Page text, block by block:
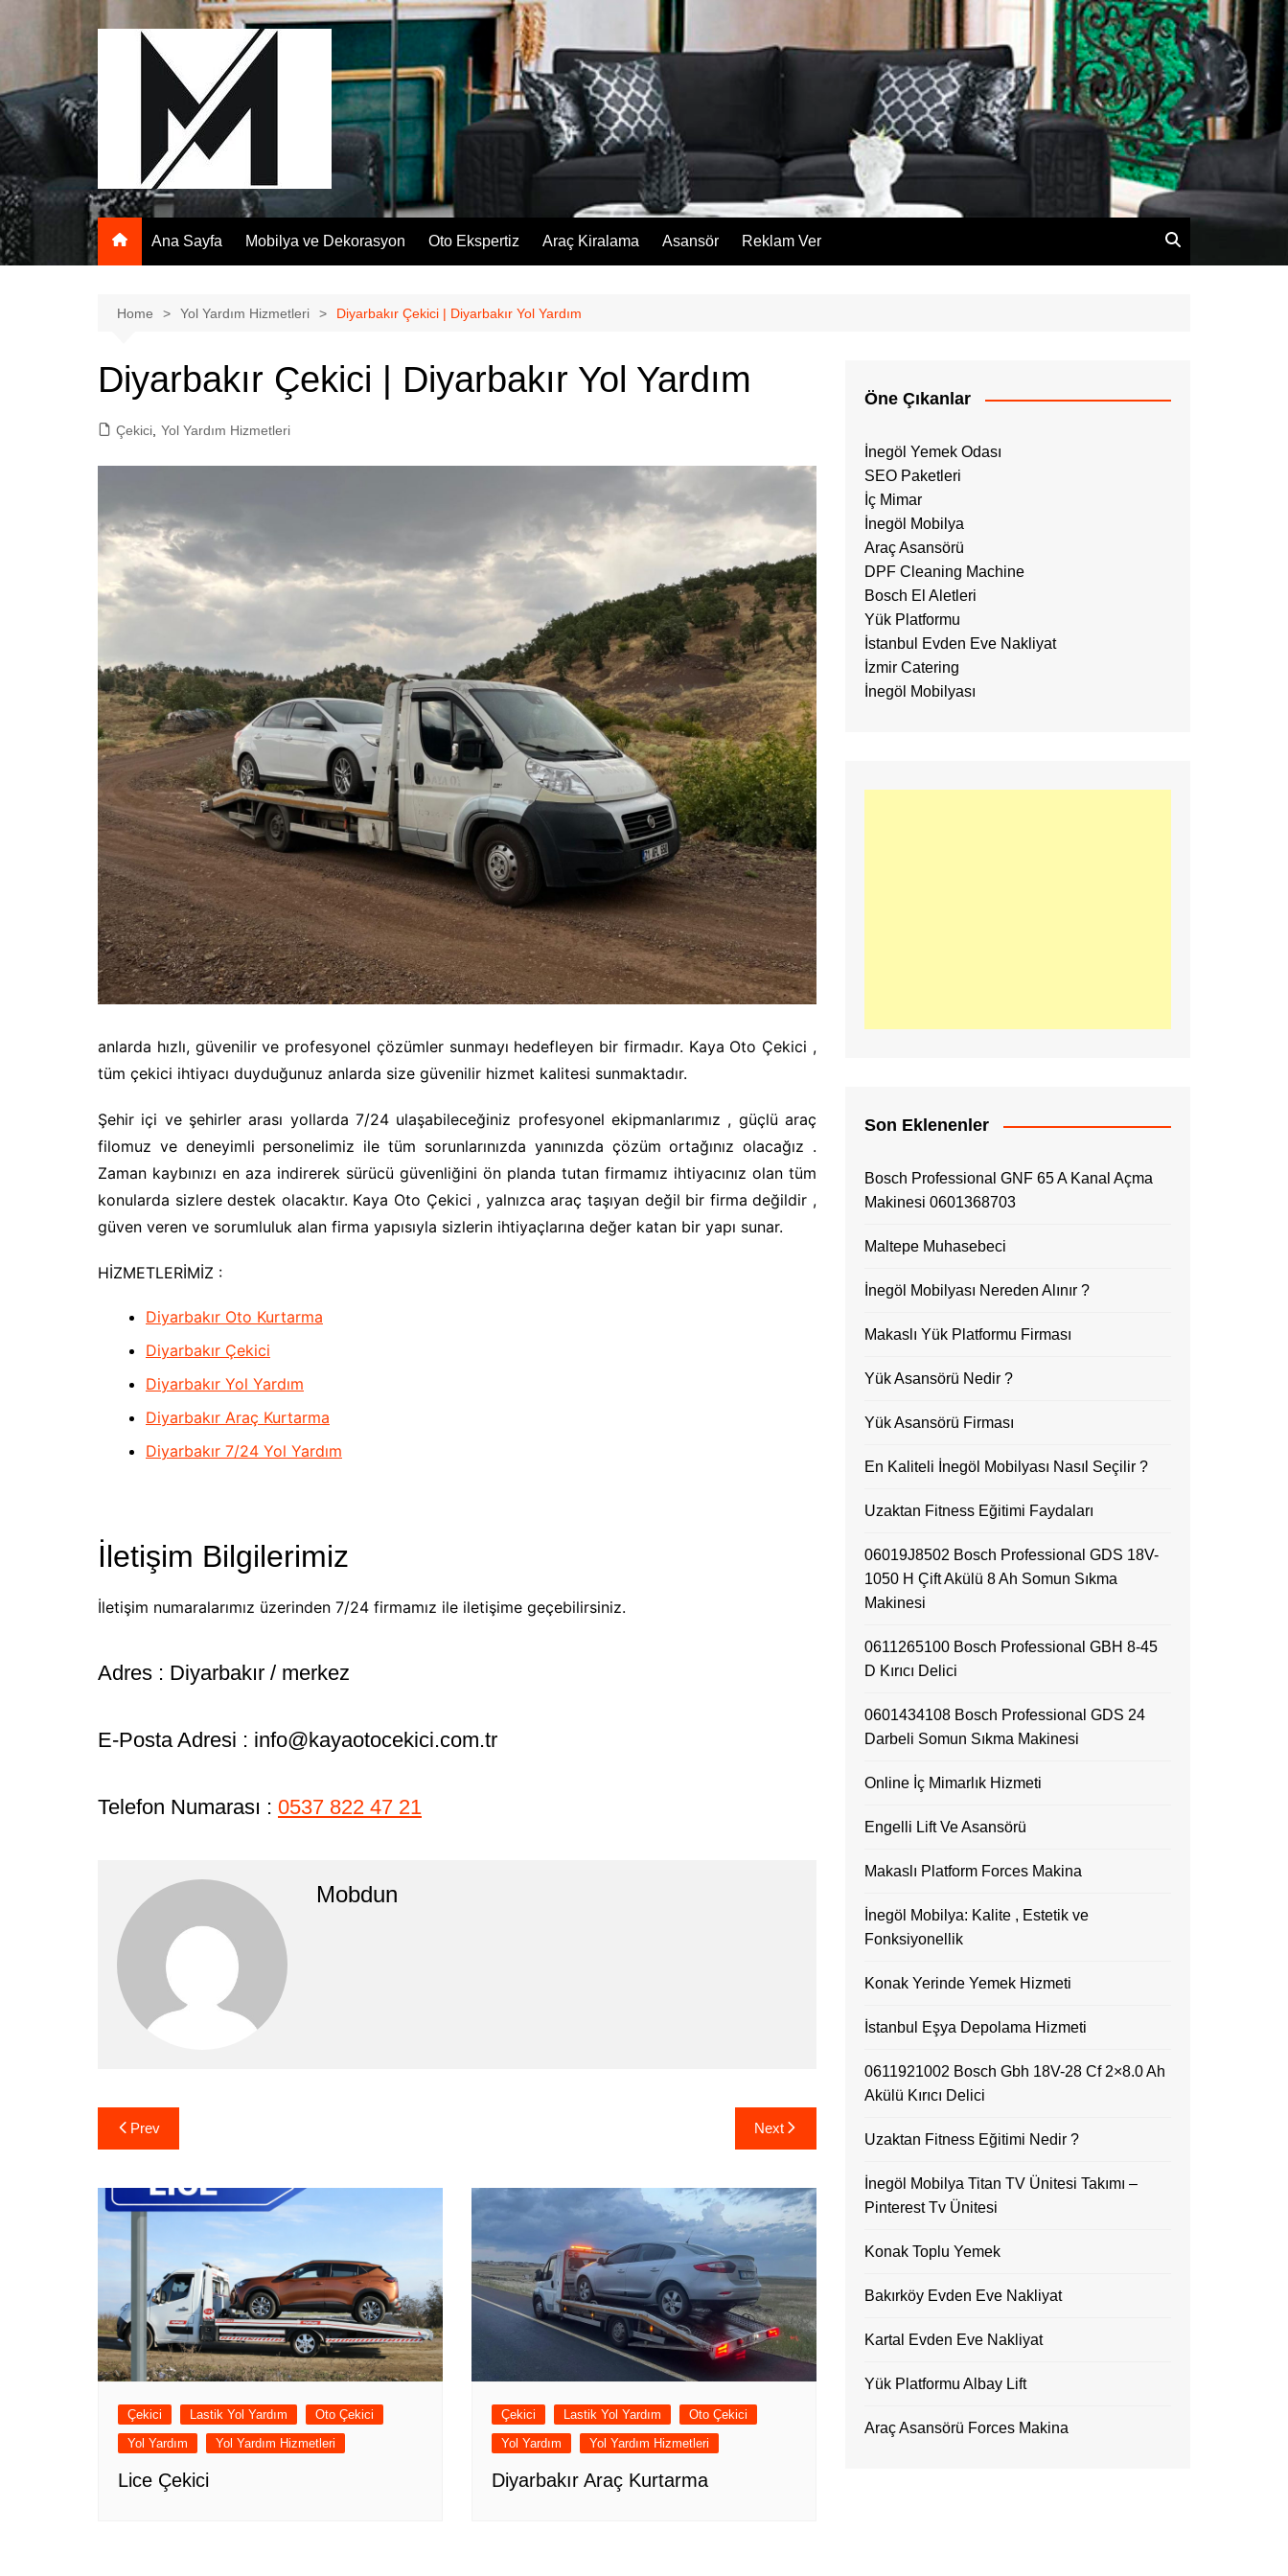
Ana Sayfa Mobilya ve Dekorasyon Oto Ekspertiz Araç Kiralama Asansör Reklam Ver
Home Yol Yardım Hizmetleri Diyarbakır Çekici | Diyarbakır Yol Yardım
Diyarbakır Çekici | Diyarbakır Yol Yardım
Çekici Yol Yardım Hizmetleri
anlarda hızlı, güvenilir ve profesyonel çözümler sunmayı hedefleyen bir firmadır. Kaya Oto Çekici ,
tüm çekici ihtiyacı duyduğunuz anlarda size güvenilir hizmet kalitesi sunmaktadır.
Şehir içi ve şehirler arası yollarda 7/24 ulaşabileceğiniz profesyonel ekipmanlarımız , güçlü araç
filomuz ve deneyimli personelimiz ile tüm sorunlarınızda yanınızda çözüm ortağınız olacağız .
Zaman kaybınızı en aza indirerek sürücü güvenliğini ön planda tutan firmamız ihtiyacınız olan tüm
konularda sizlere destek olacaktır. Kaya Oto Çekici , yalnızca araç taşıyan değil bir firma değildir ,
güven veren ve sorumluluk alan firma yapısıyla sizlerin ihtiyaçlarına değer katan bir yapı sunar.
HİZMETLERİMİZ :
Diyarbakır Oto Kurtarma
Diyarbakır Çekici
Diyarbakır Yol Yardım
Diyarbakır Araç Kurtarma
Diyarbakır 7/24 Yol Yardım
İletişim Bilgilerimiz
İletişim numaralarımız üzerinden 7/24 firmamız ile iletişime geçebilirsiniz.
Adres : Diyarbakır / merkez
E-Posta Adresi : info@kayaotocekici.com.tr
Telefon Numarası : 0537 822 47 21
Mobdun
Yazı
gezinmesi
Prev Next
Çekici Lastik Yol Yardım
Oto Çekici
Yol Yardım
Yol Yardım Hizmetleri
Lice Çekici
Çekici Lastik Yol Yardım
Oto Çekici
Yol Yardım
Yol Yardım Hizmetleri
Diyarbakır Araç Kurtarma
Öne Çıkanlar
İnegöl Yemek Odası
SEO Paketleri
İç Mimar
İnegöl Mobilya
Araç Asansörü
DPF Cleaning Machine
Bosch El Aletleri
Yük Platformu
İstanbul Evden Eve Nakliyat
İzmir Catering
İnegöl Mobilyası
Son Eklenenler
Bosch Professional GNF 65 A Kanal Açma
Makinesi 0601368703
Maltepe Muhasebeci
İnegöl Mobilyası Nereden Alınır ?
Makaslı Yük Platformu Firması
Yük Asansörü Nedir ?
Yük Asansörü Firması
En Kaliteli İnegöl Mobilyası Nasıl Seçilir ?
Uzaktan Fitness Eğitimi Faydaları
06019J8502 Bosch Professional GDS 18V-
1050 H Çift Akülü 8 Ah Somun Sıkma
Makinesi
0611265100 Bosch Professional GBH 8-45
D Kırıcı Delici
0601434108 Bosch Professional GDS 24
Darbeli Somun Sıkma Makinesi
Online İç Mimarlık Hizmeti
Engelli Lift Ve Asansörü
Makaslı Platform Forces Makina
İnegöl Mobilya: Kalite , Estetik ve
Fonksiyonellik
Konak Yerinde Yemek Hizmeti
İstanbul Eşya Depolama Hizmeti
0611921002 Bosch Gbh 18V-28 Cf 2×8.0 Ah
Akülü Kırıcı Delici
Uzaktan Fitness Eğitimi Nedir ?
İnegöl Mobilya Titan TV Ünitesi Takımı –
Pinterest Tv Ünitesi
Konak Toplu Yemek
Bakırköy Evden Eve Nakliyat
Kartal Evden Eve Nakliyat
Yük Platformu Albay Lift
Araç Asansörü Forces Makina